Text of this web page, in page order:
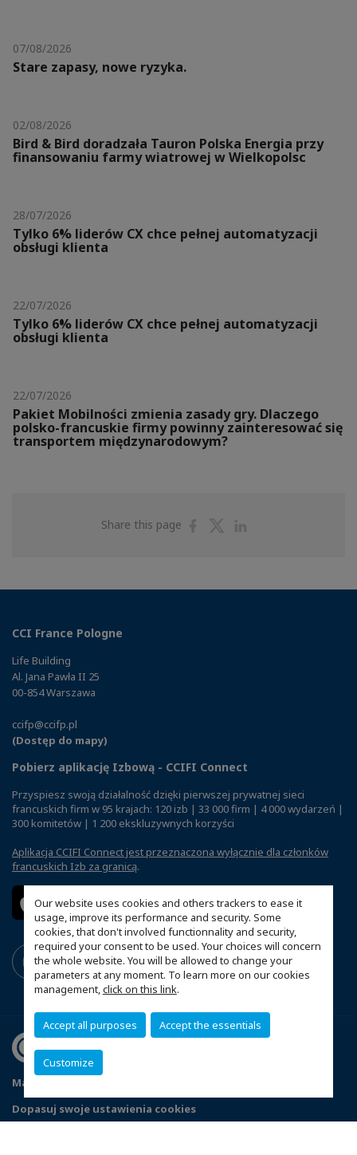
Our website uses cookies and others trackers to ease it
usage, improve its performance and security. Some
cookies, that don't involved functionnality and security,
required your consent to be used. Your choices will concern
the whole website. You will be allowed to change your
parameters at any moment. To learn more on our cookies
management,click on this link.
Accept all purposes Accept the essentials
Customize
07/08/2026
Stare zapasy, nowe ryzyka.
02/08/2026
Bird & Bird doradzała Tauron Polska Energia przy
finansowaniu farmy wiatrowej w Wielkopolsc
28/07/2026
Tylko 6% liderów CX chce pełnej automatyzacji
obsługi klienta
22/07/2026
Tylko 6% liderów CX chce pełnej automatyzacji
obsługi klienta
22/07/2026
Pakiet Mobilności zmienia zasady gry. Dlaczego
polsko-francuskie firmy powinny zainteresować się
transportem międzynarodowym?
Share this page
ShareShare
CCI France Pologne
Life Building
Al. Jana Pawła II 25
00-854 Warszawa
ccifp@ccifp.pl
(Dostęp do mapy)
Pobierz aplikację Izbową - CCIFI Connect
Przyspiesz swoją działalność dzięki pierwszej prywatnej sieci
francuskich firm w 95 krajach: 120 izb | 33 000 firm | 4 000 wydarzeń |
300 komitetów | 1 200 ekskluzywnych korzyści
Aplikacja CCIFI Connect jest przeznaczona wyłącznie dla członków
francuskich Izb za granicą.
Mapa witryny
Dopasuj swoje ustawienia cookies